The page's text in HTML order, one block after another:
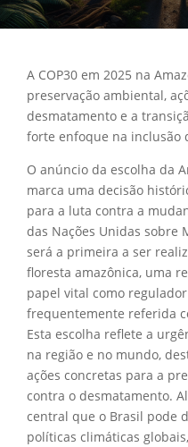
A COP30 em 2025 na
preservação ambiental,
desmatamento e a
forte enfoque na inclusão
O anúncio da escolha da
marca uma decisão
para a luta contra a
das Nações Unidas sobre
será a primeira a ser
floresta amazônica, uma
papel vital como
frequentemente referida
Esta escolha reflete a
na região e no mundo,
ações concretas para a
contra o desmatamento.
central que o Brasil pode
políticas climáticas